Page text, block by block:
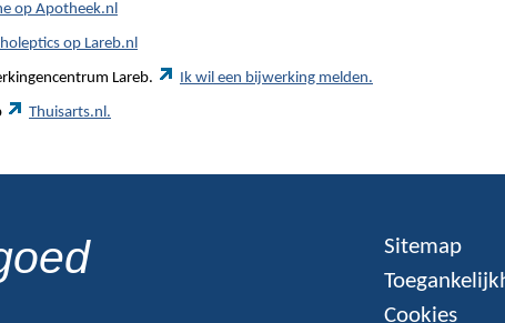
op Apotheek.nl
op Lareb.nl
Lareb. Ik wil een bijwerking melden.
Thuisarts.nl.
Sitemap
Cookies